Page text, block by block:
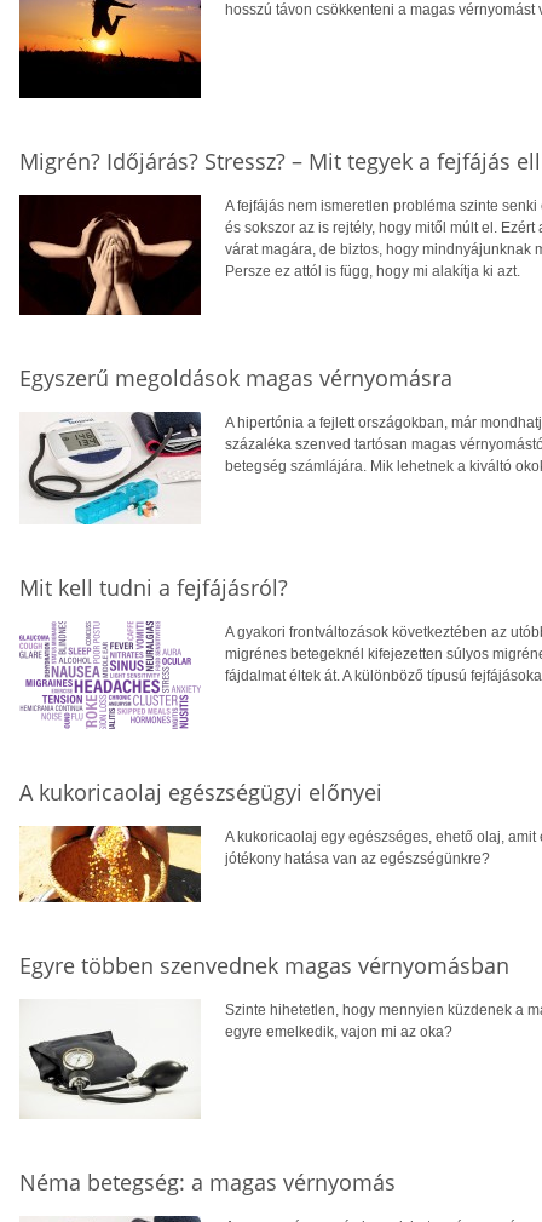
hosszú távon csökkenteni a magas
Migrén? Időjárás? Stressz? – Mit tegyek a fejfájás
A fejfájás nem ismeretlen probléma szinte
és sokszor az is rejtély, hogy mitől múlt el.
várat magára, de biztos, hogy mindnyájunknak
Persze ez attól is függ, hogy mi alakítja ki azt.
Egyszerű megoldások magas vérnyomásra
A hipertónia a fejlett országokban, már
százaléka szenved tartósan magas
betegség számlájára. Mik lehetnek a kiváltó
Mit kell tudni a fejfájásról?
A gyakori frontváltozások következtében az
migrénes betegeknél kifejezetten súlyos
fájdalmat éltek át. A különböző típusú
A kukoricaolaj egészségügyi előnyei
A kukoricaolaj egy egészséges, ehető olaj,
jótékony hatása van az egészségünkre?
Egyre többen szenvednek magas vérnyomásban
Szinte hihetetlen, hogy mennyien küzdenek a
egyre emelkedik, vajon mi az oka?
Néma betegség: a magas vérnyomás